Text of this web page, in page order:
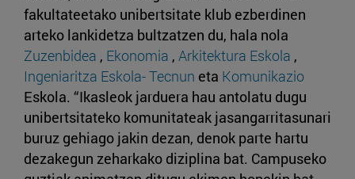
fakultateetako unibertsitate klub ezberdinen
arteko lankidetza bultzatzen du, hala nola
Zuzenbidea , Ekonomia , Arkitektura Eskola ,
Ingeniaritza Eskola- Tecnun eta Komunikazio
Eskola. “Ikasleok jarduera hau antolatu dugu
unibertsitateko komunitateak jasangarritasunari
buruz gehiago jakin dezan, denok parte hartu
dezakegun zeharkako diziplina bat. Campuseko